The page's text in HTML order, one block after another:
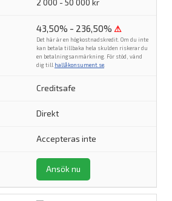
2 000 - 50 000 kr
43,50% - 236,50% ⚠
Det här är en högkostnadskredit. Om du inte
kan betala tillbaka hela skulden riskerar du
en betalningsanmärkning. För stöd, vänd
dig till hallåkonsument.se
Creditsafe
Direkt
Accepteras inte
Ansök nu